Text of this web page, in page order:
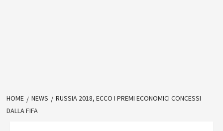
HOME NEWS
RUSSIA 2018, ECCO I PREMI ECONOMICI CONCESSI
DALLA FIFA